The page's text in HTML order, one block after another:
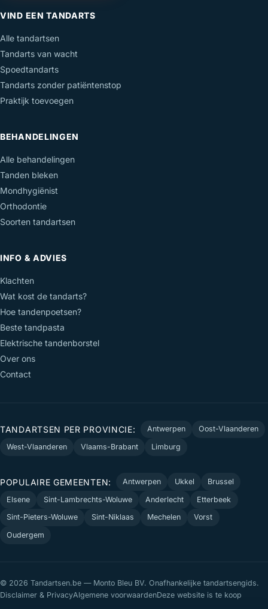
VIND EEN TANDARTS
Alle tandartsen
Tandarts van wacht
Spoedtandarts
Tandarts zonder patiëntenstop
Praktijk toevoegen
BEHANDELINGEN
Alle behandelingen
Tanden bleken
Mondhygiënist
Orthodontie
Soorten tandartsen
INFO & ADVIES
Klachten
Wat kost de tandarts?
Hoe tandenpoetsen?
Beste tandpasta
Elektrische tandenborstel
Over ons
Contact
TANDARTSEN PER PROVINCIE: Antwerpen
Oost-Vlaanderen
West-Vlaanderen
Vlaams-Brabant Limburg
POPULAIRE GEMEENTEN: Antwerpen Ukkel
Brussel
Elsene
Sint-Lambrechts-Woluwe Anderlecht
Etterbeek
Sint-Pieters-Woluwe
Sint-Niklaas Mechelen
Vorst
Oudergem
© 2026 Tandartsen.be — Monto Bleu BV. Onafhankelijke tandartsengids.
Disclaimer & PrivacyAlgemene voorwaardenDeze website is te koop